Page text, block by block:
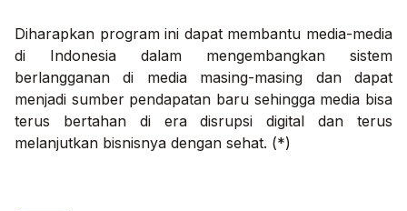
Diharapkan program ini dapat membantu media-media
di Indonesia dalam mengembangkan sistem
berlangganan di media masing-masing dan dapat
menjadi sumber pendapatan baru sehingga media bisa
terus bertahan di era disrupsi digital dan terus
melanjutkan bisnisnya dengan sehat. (*)